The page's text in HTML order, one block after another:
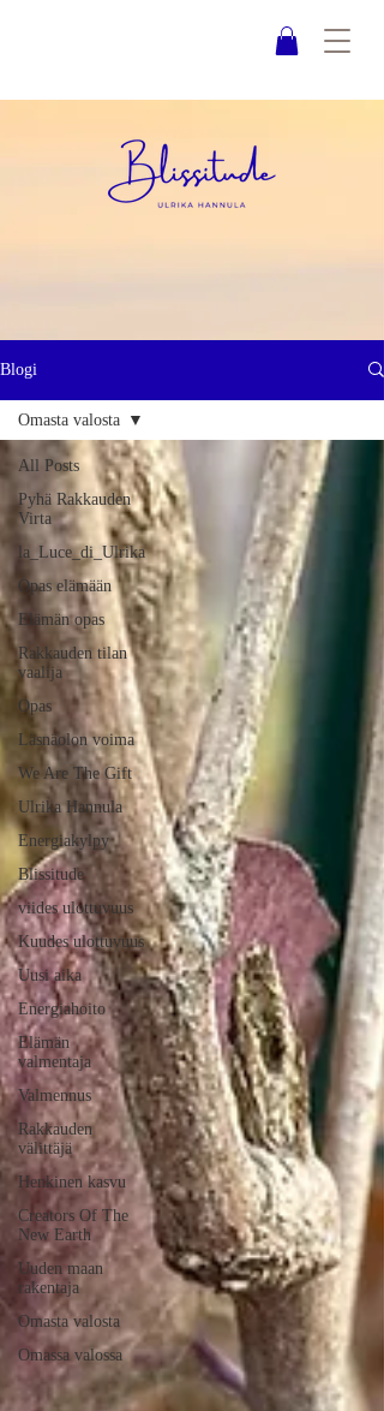
Blogi
All Posts
Pyhä Rakkauden
Virta
la_Luce_di_Ulrika
Opas elämään
Elämän opas
Rakkauden tilan
vaalija
Opas
Läsnäolon voima
We Are The Gift
Ulrika Hannula
Energiakylpy
Blissitude
viides ulottuvuus
Kuudes ulottuvuus
Uusi aika
Energiahoito
Elämän
valmentaja
Valmennus
Rakkauden
välittäjä
Henkinen kasvu
Creators Of The
New Earth
Uuden maan
rakentaja
Omasta valosta
Omassa valossa
Omasta valosta